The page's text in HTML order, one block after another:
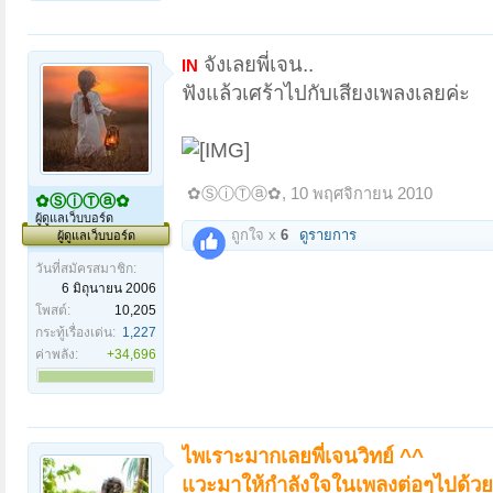
✿ⓈⓘⓉⓐ✿
ผู้ดูแลเว็บบอร์ด
ผู้ดูแลเว็บบอร์ด
วันที่สมัครสมาชิก:
6 มิถุนายน 2006
โพสต์:
10,205
กระทู้เรื่องเด่น: 1,227
ค่าพลัง:
+34,696
IN จังเลยพี่เจน..
ฟังแล้วเศร้าไปกับเสียงเพลงเลยค่ะ
✿ⓈⓘⓉⓐ✿, 10 พฤศจิกายน 2010
ถูกใจ x 6 ดูรายการ
ไพเราะมากเลยพี่เจนวิทย์ ^^
แวะมาให้กำลังใจในเพลงต่อๆไปด้